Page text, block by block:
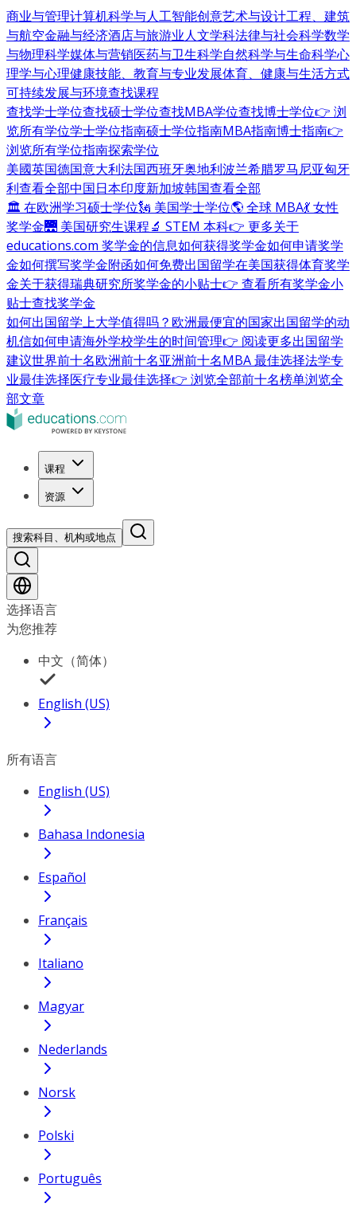
商业与管理计算机科学与人工智能创意艺术与设计工程、建筑
与航空金融与经济酒店与旅游业人文学科法律与社会科学数学
与物理科学媒体与营销医药与卫生科学自然科学与生命科学心
理学与心理健康技能、教育与专业发展体育、健康与生活方式
可持续发展与环境查找课程
查找学士学位查找硕士学位查找MBA学位查找博士学位👉 浏
览所有学位学士学位指南硕士学位指南MBA指南博士指南👉
浏览所有学位指南探索学位
美國英国德国意大利法国西班牙奥地利波兰希腊罗马尼亚匈牙
利查看全部中国日本印度新加坡韩国查看全部
🏛 在欧洲学习硕士学位🗽 美国学士学位🌎 全球 MBA💃 女性
奖学金🌉 美国研究生课程🔬 STEM 本科👉 更多关于
educations.com 奖学金的信息如何获得奖学金如何申请奖学
金如何撰写奖学金附函如何免费出国留学在美国获得体育奖学
金关于获得瑞典研究所奖学金的小贴士👉 查看所有奖学金小
贴士查找奖学金
如何出国留学上大学值得吗？ 欧洲最便宜的国家出国留学的动
机信如何申请海外学校学生的时间管理👉 阅读更多出国留学
建议世界前十名欧洲前十名亚洲前十名MBA 最佳选择法学专
业最佳选择医疗专业最佳选择👉 浏览全部前十名榜单浏览全
部文章
课程
资源
搜索科目、机构或地点
选择语言
为您推荐
中文（简体）
English (US)
所有语言
English (US)
Bahasa Indonesia
Español
Français
Italiano
Magyar
Nederlands
Norsk
Polski
Português